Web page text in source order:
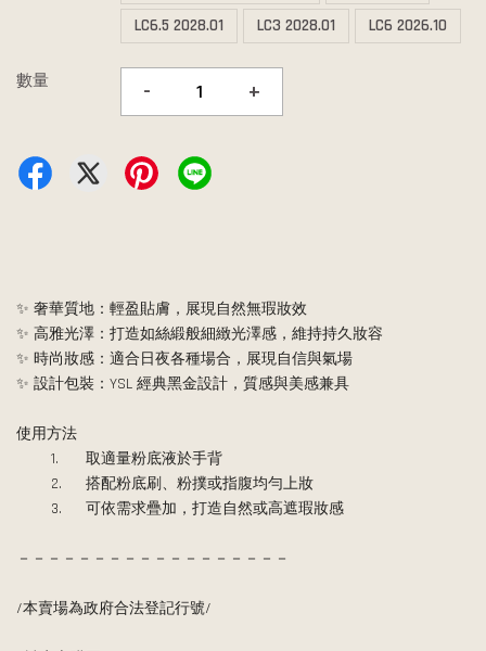
LC6.5 2028.01
LC3 2028.01 LC6 2026.10
數量 - +
✨ 奢華質地：輕盈貼膚，展現自然無瑕妝效
✨ 高雅光澤：打造如絲緞般細緻光澤感，維持持久妝容
✨ 時尚妝感：適合日夜各種場合，展現自信與氣場
✨ 設計包裝：YSL 經典黑金設計，質感與美感兼具
使用方法
	1.	取適量粉底液於手背
	2.	搭配粉底刷、粉撲或指腹均勻上妝
	3.	可依需求疊加，打造自然或高遮瑕妝感
－－－－－－－－－－－－－－－－－－
/本賣場為政府合法登記行號/